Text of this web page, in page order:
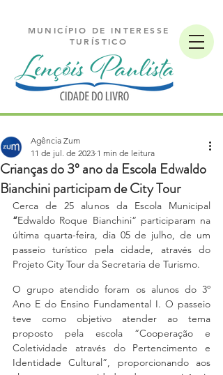
MUNICÍPIO DE INTERESSE
TURÍSTICO
Crianças do 3º ano da Escola Edwaldo
Bianchini participam de City Tour
Agência Zum
11 de jul. de 2023 1 min de leitura
“Edwaldo Roque Bianchini“ participaram na
última quarta-feira, dia 05 de julho, de um
passeio turístico pela cidade, através do
Projeto City Tour da Secretaria de Turismo.
O grupo atendido foram os alunos do 3º
Ano E do Ensino Fundamental I. O passeio
teve como objetivo atender ao tema
proposto pela escola “Cooperação e
Coletividade através do Pertencimento e
Identidade Cultural”, proporcionando aos